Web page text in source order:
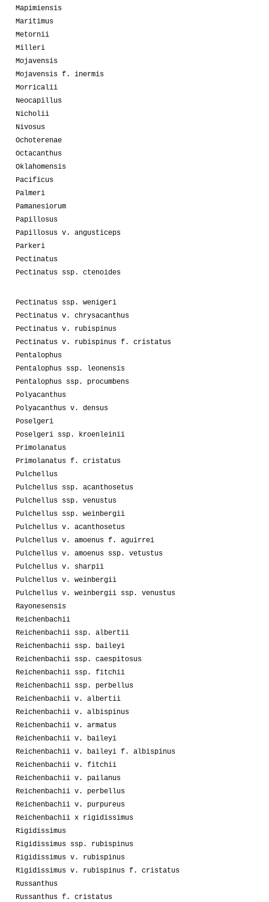
Mapimiensis
Maritimus
Metornii
Milleri
Mojavensis
Mojavensis f. inermis
Morricalii
Neocapillus
Nicholii
Nivosus
Ochoterenae
Octacanthus
Oklahomensis
Pacificus
Palmeri
Pamanesiorum
Papillosus
Papillosus v. angusticeps
Parkeri
Pectinatus
Pectinatus ssp. ctenoides
Pectinatus ssp. wenigeri
Pectinatus v. chrysacanthus
Pectinatus v. rubispinus
Pectinatus v. rubispinus f. cristatus
Pentalophus
Pentalophus ssp. leonensis
Pentalophus ssp. procumbens
Polyacanthus
Polyacanthus v. densus
Poselgeri
Poselgeri ssp. kroenleinii
Primolanatus
Primolanatus f. cristatus
Pulchellus
Pulchellus ssp. acanthosetus
Pulchellus ssp. venustus
Pulchellus ssp. weinbergii
Pulchellus v. acanthosetus
Pulchellus v. amoenus f. aguirrei
Pulchellus v. amoenus ssp. vetustus
Pulchellus v. sharpii
Pulchellus v. weinbergii
Pulchellus v. weinbergii ssp. venustus
Rayonesensis
Reichenbachii
Reichenbachii ssp. albertii
Reichenbachii ssp. baileyi
Reichenbachii ssp. caespitosus
Reichenbachii ssp. fitchii
Reichenbachii ssp. perbellus
Reichenbachii v. albertii
Reichenbachii v. albispinus
Reichenbachii v. armatus
Reichenbachii v. baileyi
Reichenbachii v. baileyi f. albispinus
Reichenbachii v. fitchii
Reichenbachii v. pailanus
Reichenbachii v. perbellus
Reichenbachii v. purpureus
Reichenbachii x rigidissimus
Rigidissimus
Rigidissimus ssp. rubispinus
Rigidissimus v. rubispinus
Rigidissimus v. rubispinus f. cristatus
Russanthus
Russanthus f. cristatus